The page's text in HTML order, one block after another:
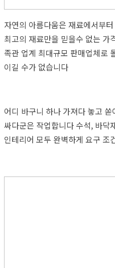
자연의 아름다움은 재료에서부
최고의 재료만을 믿을수 없는 가
족관 업계 최대규모 판매업체로
이길 수가 없습니다
어디 바구니 하나 가져다 놓고
싸다군은 작업합니다 수석, 바닥
인테리어 모두 완벽하게 요구 조